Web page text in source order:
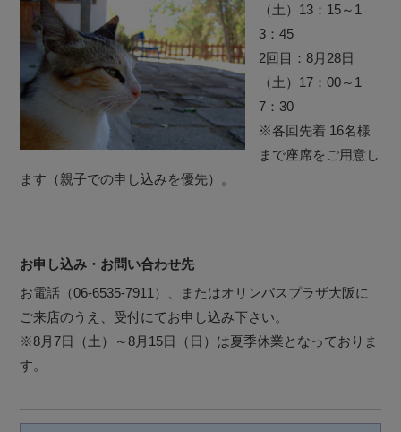
（土）13：15～1
3：45
2回目：8月28日
（土）17：00～1
7：30
※各回先着 16名様
まで座席をご用意し
ます（親子での申し込みを優先）。
お申し込み・お問い合わせ先
お電話（06-6535-7911）、またはオリンパスプラザ大阪に
ご来店のうえ、受付にてお申し込み下さい。
※8月7日（土）～8月15日（日）は夏季休業となっておりま
す。